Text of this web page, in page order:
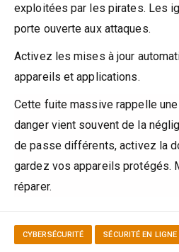
exploitées par les pirates. Les
porte ouverte aux attaques.
Activez les mises à jour
appareils et applications.
Cette fuite massive rappelle
danger vient souvent de la
de passe différents, activez la
gardez vos appareils protégés.
réparer.
CYBERSÉCURITÉ SÉCURITÉ EN LIGNE